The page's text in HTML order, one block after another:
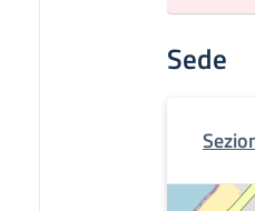
Sede